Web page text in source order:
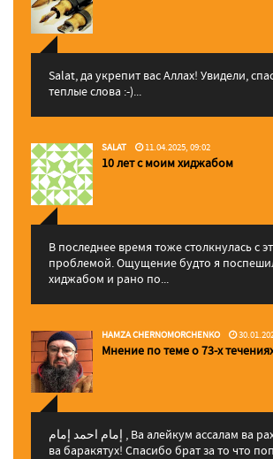
Salat, да укрепит вас Аллаx! Увидели,
теплые слова :-)...
SALAT 11.04.2025, 09:02
10 лет с моим хиджабом
В последнее время тоже столкнулась с
проблемой. Ощущение будто я
хиджабом и рано по...
HAMZA CHERNOMORCHENKO
Мнение по теме о 73-х
إمام احمد إمام , Ва алейкум ассалам ва рахматуЛлахи
ва баракятух! Спасибо брат за то что